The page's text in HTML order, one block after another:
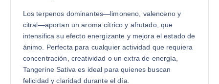
Los terpenos dominantes—limoneno, valenceno y
citral—aportan un aroma cítrico y afrutado, que
intensifica su efecto energizante y mejora el estado de
ánimo. Perfecta para cualquier actividad que requiera
concentración, creatividad o un extra de energía,
Tangerine Sativa es ideal para quienes buscan
felicidad y claridad durante el día.